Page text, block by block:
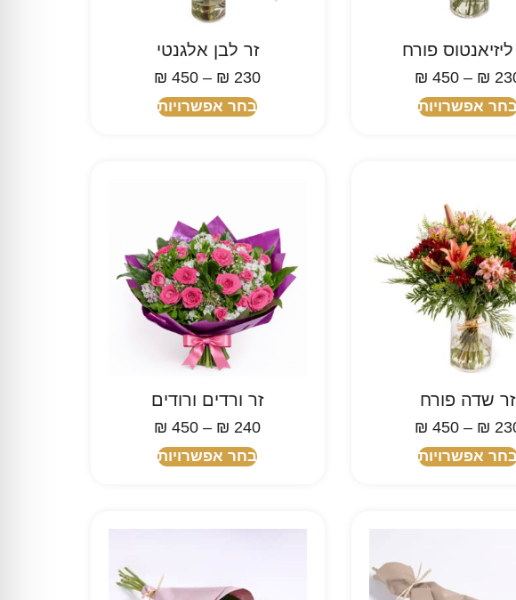
פורח
₪
–
₪ 450
אפשרויות
זר לבן אלגנטי
₪ 230
–
₪ 450
בחר אפשרויות
זר שדה פורח
₪
–
₪ 450
אפשרויות
זר ורדים ורודים
₪ 240
–
₪ 450
בחר אפשרויות